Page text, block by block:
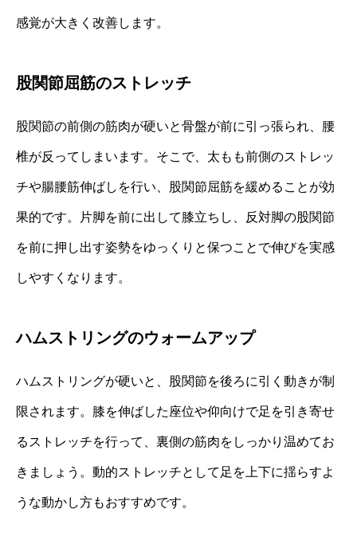
感覚が大きく改善します。
股関節屈筋のストレッチ
股関節の前側の筋肉が硬いと骨盤が前に引っ張られ、腰
椎が反ってしまいます。そこで、太もも前側のストレッ
チや腸腰筋伸ばしを行い、股関節屈筋を緩めることが効
果的です。片脚を前に出して膝立ちし、反対脚の股関節
を前に押し出す姿勢をゆっくりと保つことで伸びを実感
しやすくなります。
ハムストリングのウォームアップ
ハムストリングが硬いと、股関節を後ろに引く動きが制
限されます。膝を伸ばした座位や仰向けで足を引き寄せ
るストレッチを行って、裏側の筋肉をしっかり温めてお
きましょう。動的ストレッチとして足を上下に揺らすよ
うな動かし方もおすすめです。